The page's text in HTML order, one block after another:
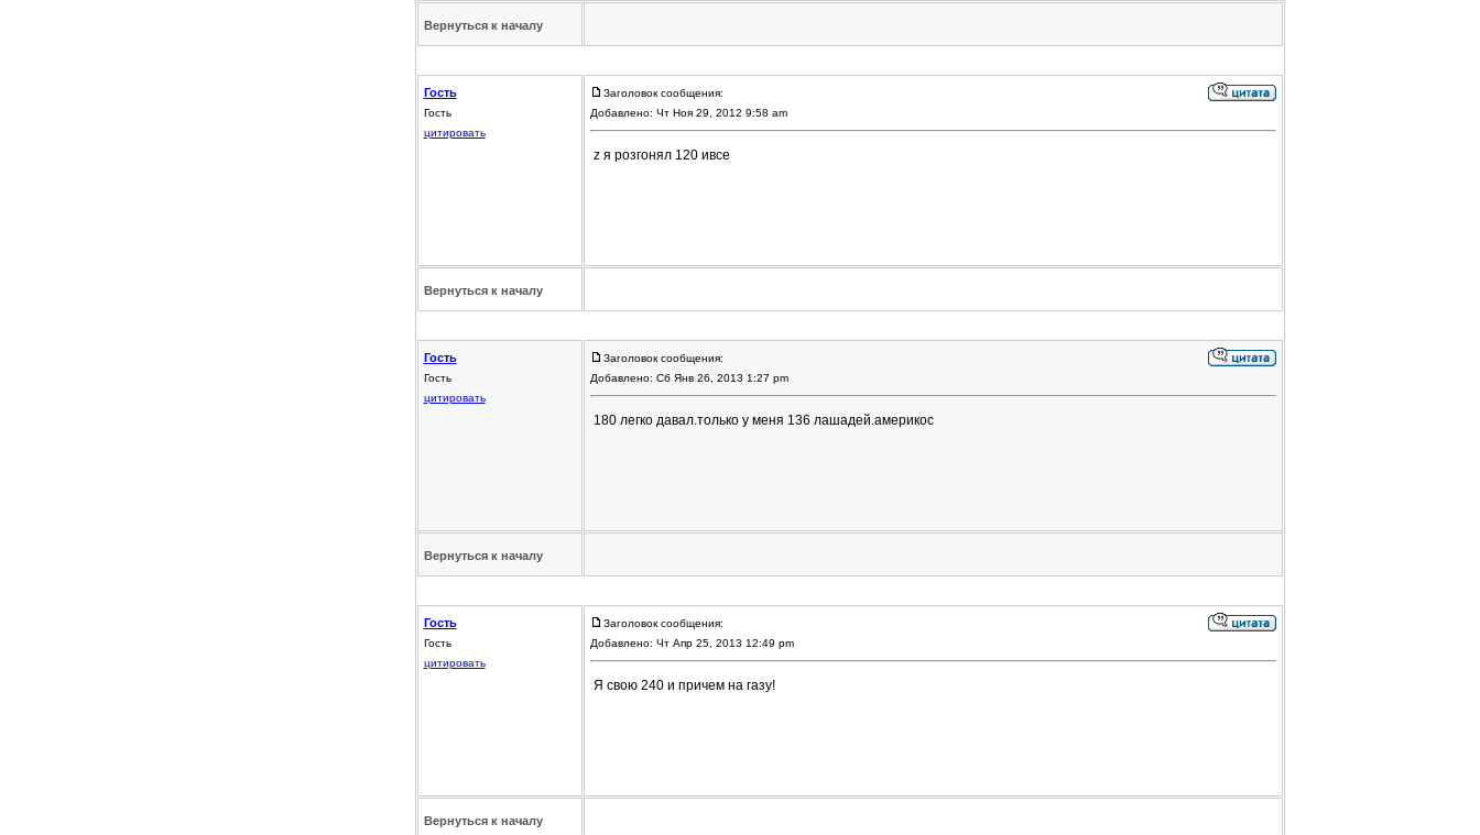
Вернуться к началу
Гость
Гость
цитировать
Заголовок сообщения:
Добавлено: Чт Ноя 29, 2012 9:58 am
z я розгонял 120 ивсе
Вернуться к началу
Гость
Гость
цитировать
Заголовок сообщения:
Добавлено: Сб Янв 26, 2013 1:27 pm
180 легко давал.только у меня 136 лашадей.америкос
Вернуться к началу
Гость
Гость
цитировать
Заголовок сообщения:
Добавлено: Чт Апр 25, 2013 12:49 pm
Я свою 240 и причем на газу!
Вернуться к началу